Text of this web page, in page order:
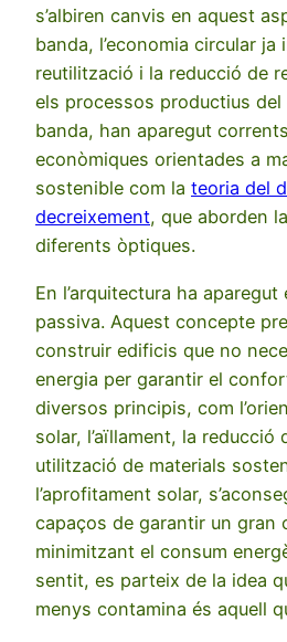
s’albiren canvis en aquest
banda, l’economia circular ja
reutilització i la reducció de
els processos productius del
banda, han aparegut
econòmiques orientades a
sostenible com la teoria del
decreixement, que aborden
diferents òptiques.
En l’arquitectura ha
passiva. Aquest concepte
construir edificis que no
energia per garantir el
diversos principis, com
solar, l’aïllament, la
utilització de materials
l’aprofitament solar,
capaços de garantir un
minimitzant el consum
sentit, es parteix de la idea
menys contamina és aquell